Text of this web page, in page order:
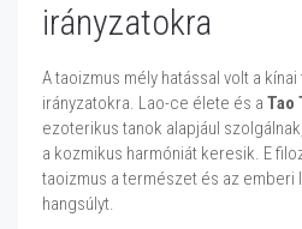
irányzatokra
A taoizmus mély hatással volt a
irányzatokra. Lao-ce élete és a Tao
ezoterikus tanok alapjául
a kozmikus harmóniát keresik. E
taoizmus a természet és az emberi
hangsúlyt.